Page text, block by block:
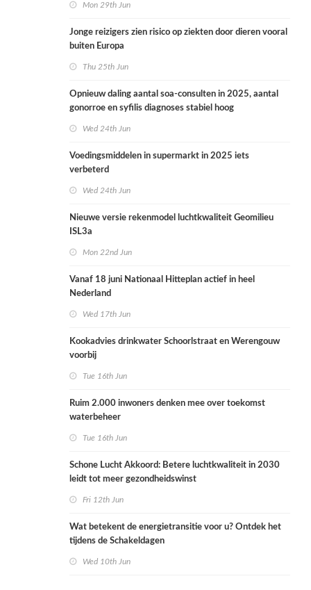
Mon 29th Jun
Jonge reizigers zien risico op ziekten door dieren vooral
buiten Europa
Thu 25th Jun
Opnieuw daling aantal soa-consulten in 2025, aantal
gonorroe en syfilis diagnoses stabiel hoog
Wed 24th Jun
Voedingsmiddelen in supermarkt in 2025 iets
verbeterd
Wed 24th Jun
Nieuwe versie rekenmodel luchtkwaliteit Geomilieu
ISL3a
Mon 22nd Jun
Vanaf 18 juni Nationaal Hitteplan actief in heel
Nederland
Wed 17th Jun
Kookadvies drinkwater Schoorlstraat en Werengouw
voorbij
Tue 16th Jun
Ruim 2.000 inwoners denken mee over toekomst
waterbeheer
Tue 16th Jun
Schone Lucht Akkoord: Betere luchtkwaliteit in 2030
leidt tot meer gezondheidswinst
Fri 12th Jun
Wat betekent de energietransitie voor u? Ontdek het
tijdens de Schakeldagen
Wed 10th Jun